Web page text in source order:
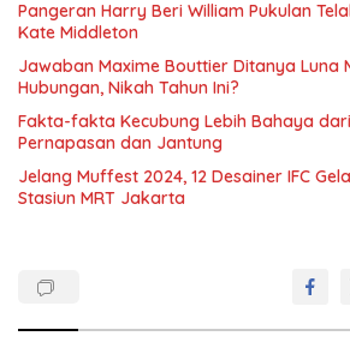
Pangeran Harry Beri William Pukulan
Kate Middleton
Jawaban Maxime Bouttier Ditanya Luna
Hubungan, Nikah Tahun Ini?
Fakta-fakta Kecubung Lebih Bahaya
Pernapasan dan Jantung
Jelang Muffest 2024, 12 Desainer IFC
Stasiun MRT Jakarta